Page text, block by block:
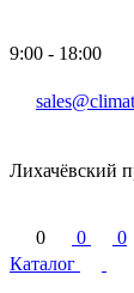
9:00 - 18:00
Лихачёвский
0 0
0
Каталог